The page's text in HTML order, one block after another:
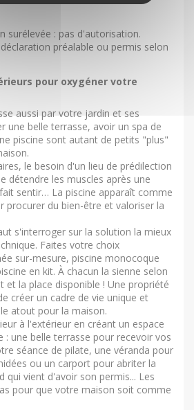
surélevée : pas d'autorisation.
préalable ou permis selon
pour oxygéner votre
aussi par votre jardin et ses
une belle terrasse, avoir un spa de
piscine sont autant de petits "plus"
le besoin d'un lieu de prédilection
détendre les muscles après une
sentir… La piscine apparaît comme
procurer du bien-être et valoriser la
s'interroger sur la solution la mieux
Faites votre choix
sur-mesure, piscine monocoque
en kit. À chacun la sienne selon
et la place disponible ! Une propriété
créer un cadre de vie unique et
atout pour la maison.
à l'extérieur en créant un espace
: une belle terrasse pour recevoir vos
séance de pilate, une véranda pour
ou un carport pour abriter la
qui vient d'avoir son permis... Les
pour que votre maison soit comme